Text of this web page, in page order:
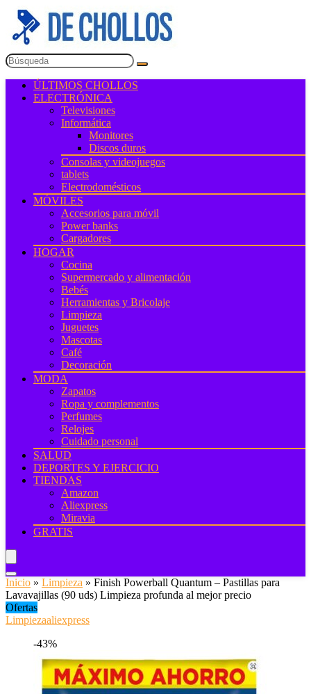
ÚLTIMOS CHOLLOS
ELECTRÓNICA
Televisiones
Informática
Monitores
Discos duros
Consolas y videojuegos
tablets
Electrodomésticos
MÓVILES
Accesorios para móvil
Power banks
Cargadores
HOGAR
Cocina
Supermercado y alimentación
Bebés
Herramientas y Bricolaje
Limpieza
Juguetes
Mascotas
Café
Decoración
MODA
Zapatos
Ropa y complementos
Perfumes
Relojes
Cuidado personal
SALUD
DEPORTES Y EJERCICIO
TIENDAS
Amazon
Aliexpress
Miravia
GRATIS
Inicio » Limpieza » Finish Powerball Quantum – Pastillas para
Lavavajillas (90 uds) Limpieza profunda al mejor precio
Ofertas
Limpiezaaliexpress
-43%